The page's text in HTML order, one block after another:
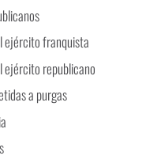
ejército franquista
ejército republicano
a purgas